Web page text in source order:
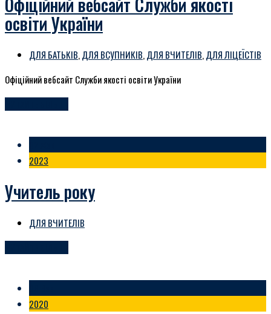
освіти України
ДЛЯ БАТЬКІВ,ДЛЯ ВСУПНИКІВ,ДЛЯ ВЧИТЕЛІВ,ДЛЯ ЛІЦЕЇСТІВ
Офіційний вебсайт Служби якості освіти України
2023
Учитель року
ДЛЯ ВЧИТЕЛІВ
2020